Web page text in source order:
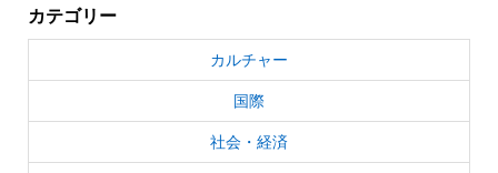
カテゴリー
カルチャー
国際
社会・経済